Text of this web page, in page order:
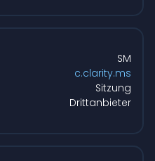
SM
c.clarity.ms
Sitzung
Drittanbieter